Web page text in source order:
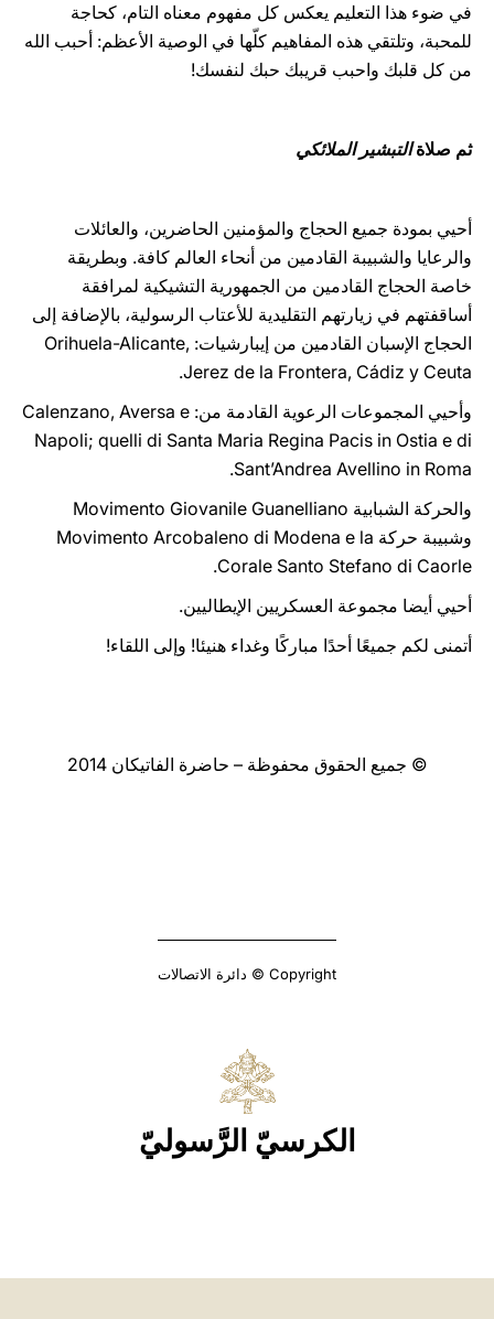
في ضوء هذا التعليم يعكس كل مفهوم معناه التام، كحاجة
للمحبة، وتلتقي هذه المفاهيم كلّها في الوصية الأعظم: أحبب الله
من كل قلبك واحبب قريبك حبك لنفسك!
ثم صلاةالتبشير الملائكي
أحيي بمودة جميع الحجاج والمؤمنين الحاضرين، والعائلات
والرعايا والشبيبة القادمين من أنحاء العالم كافة. وبطريقة
خاصة الحجاج القادمين من الجمهورية التشيكية لمرافقة
أساقفتهم في زيارتهم التقليدية للأعتاب الرسولية، بالإضافة إلى
الحجاج الإسبان القادمين من إيبارشيات: Orihuela-Alicante,
Jerez de la Frontera, Cádiz y Ceuta.
وأحيي المجموعات الرعوية القادمة من: Calenzano, Aversa e
Napoli; quelli di Santa Maria Regina Pacis in Ostia e di
Sant’Andrea Avellino in Roma.
والحركة الشبابية Movimento Giovanile Guanelliano
وشبيبة حركة Movimento Arcobaleno di Modena e la
Corale Santo Stefano di Caorle.
أحيي أيضا مجموعة العسكريين الإيطاليين.
أتمنى لكم جميعًا أحدًا مباركًا وغداء هنيئا! وإلى اللقاء!
© جميع الحقوق محفوظة – حاضرة الفاتيكان 2014
Copyright © دائرة الاتصالات
الكرسيّ الرَّسوليّ